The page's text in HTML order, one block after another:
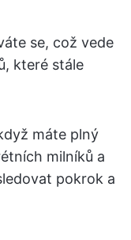
se, což vede
které stále
máte plný
milníků a
pokrok a